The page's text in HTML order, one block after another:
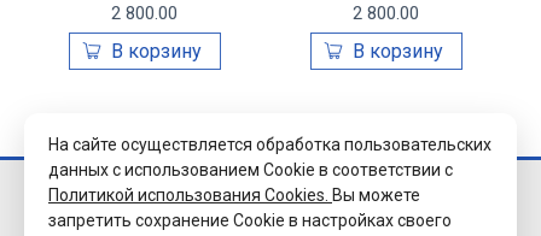
2 800.00 2 800.00
© 2026 Завод
«Уралэлектромуфта»
На сайте осуществляется обработка пользовательских
данных с использованием Cookie в соответствии с
Политикой использования Cookies. Вы можете
запретить сохранение Cookie в настройках своего